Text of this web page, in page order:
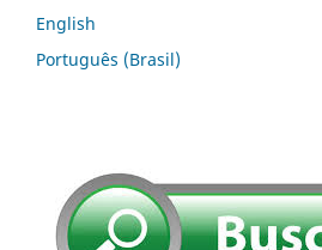
English
Português (Brasil)